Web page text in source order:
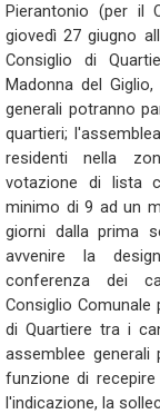
Pierantonio (per il
giovedì 27 giugno
Consiglio di
Madonna del
generali potranno
quartieri;
residenti nella
votazione di lista
minimo di 9 ad un
giorni dalla prima
avvenire la
conferenza dei
Consiglio Comunale
di Quartiere tra i
assemblee generali
funzione di
l'indicazione, la